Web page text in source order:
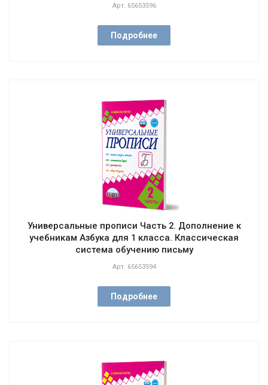
Арт. 65653596
Подробнее
Универсальные прописи Часть 2. Дополнение к
учебникам Азбука для 1 класса. Классическая
система обучению письму
Арт. 65653594
Подробнее